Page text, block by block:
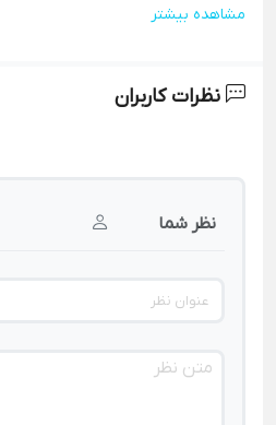
مشاهده بیشتر
نظرات کاربران
نظر شما